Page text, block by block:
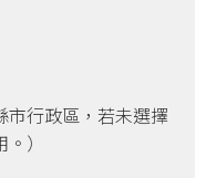
市行政區，若未選擇
）